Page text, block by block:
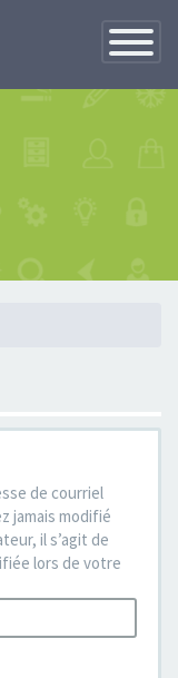
Toggle
de courriel
jamais modifié
il s’agit de
lors de votre